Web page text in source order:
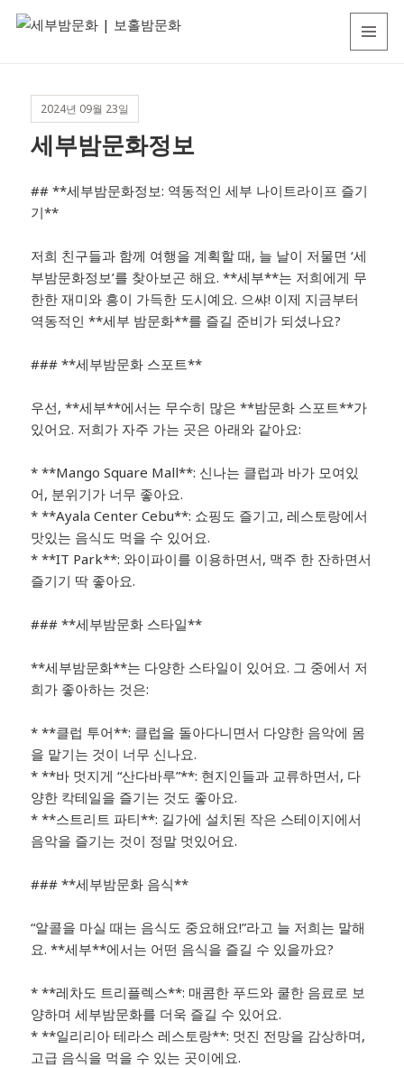
밤
문
화
보
밤
문
화
2024년 09월 23일
세부밤문화정보
## **세부밤문화정보: 역동적인 세부 나이트라이프 즐기
기**
저희 친구들과 함께 여행을 계획할 때, 늘 날이 저물면 ‘세
부밤문화정보’를 찾아보곤 해요. **세부**는 저희에게 무
한한 재미와 흥이 가득한 도시예요. 으쌰! 이제 지금부터
역동적인 **세부 밤문화**를 즐길 준비가 되셨나요?
### **세부밤문화 스포트**
우선, **세부**에서는 무수히 많은 **밤문화 스포트**가
있어요. 저희가 자주 가는 곳은 아래와 같아요:
* **Mango Square Mall**: 신나는 클럽과 바가 모여있
어, 분위기가 너무 좋아요.
* **Ayala Center Cebu**: 쇼핑도 즐기고, 레스토랑에서
맛있는 음식도 먹을 수 있어요.
* **IT Park**: 와이파이를 이용하면서, 맥주 한 잔하면서
즐기기 딱 좋아요.
### **세부밤문화 스타일**
**세부밤문화**는 다양한 스타일이 있어요. 그 중에서 저
희가 좋아하는 것은:
* **클럽 투어**: 클럽을 돌아다니면서 다양한 음악에 몸
을 맡기는 것이 너무 신나요.
* **바 멋지게 “산다바루”**: 현지인들과 교류하면서, 다
양한 칵테일을 즐기는 것도 좋아요.
* **스트리트 파티**: 길가에 설치된 작은 스테이지에서
음악을 즐기는 것이 정말 멋있어요.
### **세부밤문화 음식**
“알콜을 마실 때는 음식도 중요해요!”라고 늘 저희는 말해
요. **세부**에서는 어떤 음식을 즐길 수 있을까요?
* **레차도 트리플렉스**: 매콤한 푸드와 쿨한 음료로 보
양하며 세부밤문화를 더욱 즐길 수 있어요.
* **일리리아 테라스 레스토랑**: 멋진 전망을 감상하며,
고급 음식을 먹을 수 있는 곳이에요.